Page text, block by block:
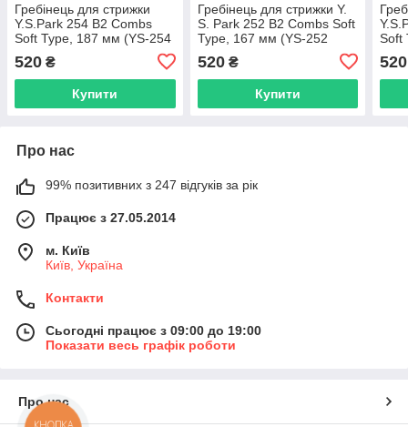
Гребінець для стрижки
Y.S.Park 254 B2 Combs
Soft Type, 187 мм (YS-254
520 ₴
Купити
Гребінець для стрижки Y.
S. Park 252 B2 Combs Soft
Type, 167 мм (YS-252
520₴
Купити
Soft
520
Про нас
99% позитивних з 247 відгуків за рік
Працює з 27.05.2014
м. Київ
Київ, Україна
Контакти
Сьогодні працює з 09:00 до 19:00
Показати весь графік роботи
Про нас